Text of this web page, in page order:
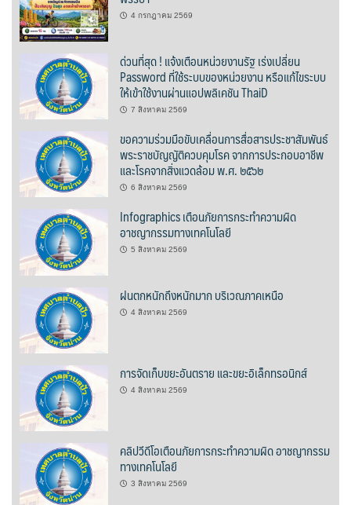
วรนคร นวดเพื่อสุขภาพ
สรีสราญนาสปา & วิว
เฮือนปัว
แวนด้านวดไทยเพื่อสุขภาพ
นโยบายความเป็นส่วนตัว
บริการออนไลน์ ESERVICE
บุคลากร
กองการศึกษา
กองคลัง
กองช่าง
กองยุทธศาสตร์และงบประมาณ
กองสาธารณสุขและสิ่งแวดล้อม
สำนักปลัดเทศบาล
4 กรกฎาคม 2569
ด่วนที่สุด ! แจ้งเตือนหน่วยงานรัฐ เร่งเปลี่ยน
Password ที่ใช้ระบบของหน่วยงาน หรือแก้ไขระบบ
ให้เข้าใช้งานผ่านแอปพลิเคชัน ThaiD
7 สิงหาคม 2569
ขอความร่วมมือขับเคลื่อนการสื่อสารประชาสัมพันธ์
พระราชบัญญัติควบคุมโรค จากการประกอบอาชีพ
และโรคจากสิ่งแวดล้อม พ.ศ. ๒๕๖๒
6 สิงหาคม 2569
Infographics เตือนภัยการกระทำความผิด
อาชญากรรมทางเทคโนโลยี
5 สิงหาคม 2569
ฝนตกหนักถึงหนักมาก บริเวณภาคเหนือ
4 สิงหาคม 2569
การจัดเก็บขยะอันตราย และขยะอิเล็กทรอนิกส์
4 สิงหาคม 2569
คลิปวีดีโอเตือนภัยการกระทำความผิด อาชญากรรม
ทางเทคโนโลยี
3 สิงหาคม 2569